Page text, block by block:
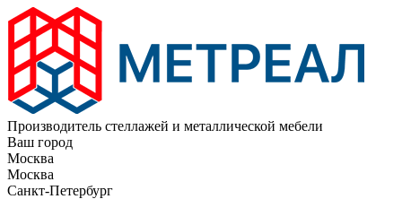
Производитель стеллажей и металлической мебели
Ваш город
Москва
Москва
Санкт-Петербург